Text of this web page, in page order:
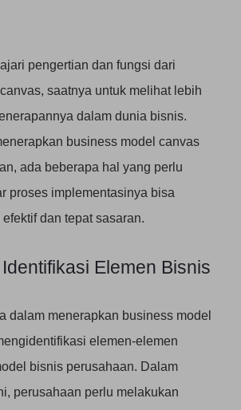
pengertian dan fungsi dari
saatnya untuk melihat lebih
dalam dunia bisnis.
business model canvas
ada beberapa hal yang perlu
proses implementasinya bisa
dan tepat sasaran.
Elemen Bisnis
dalam menerapkan business model
elemen-elemen
bisnis perusahaan. Dalam
perusahaan perlu melakukan